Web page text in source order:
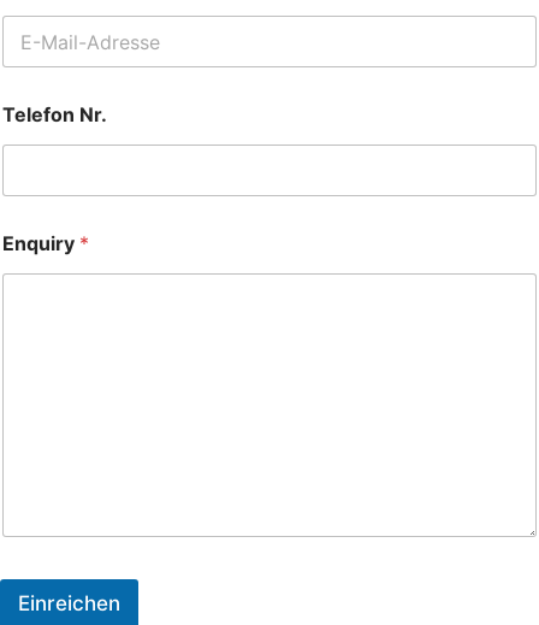
Telefon Nr.
Enquiry *
Einreichen